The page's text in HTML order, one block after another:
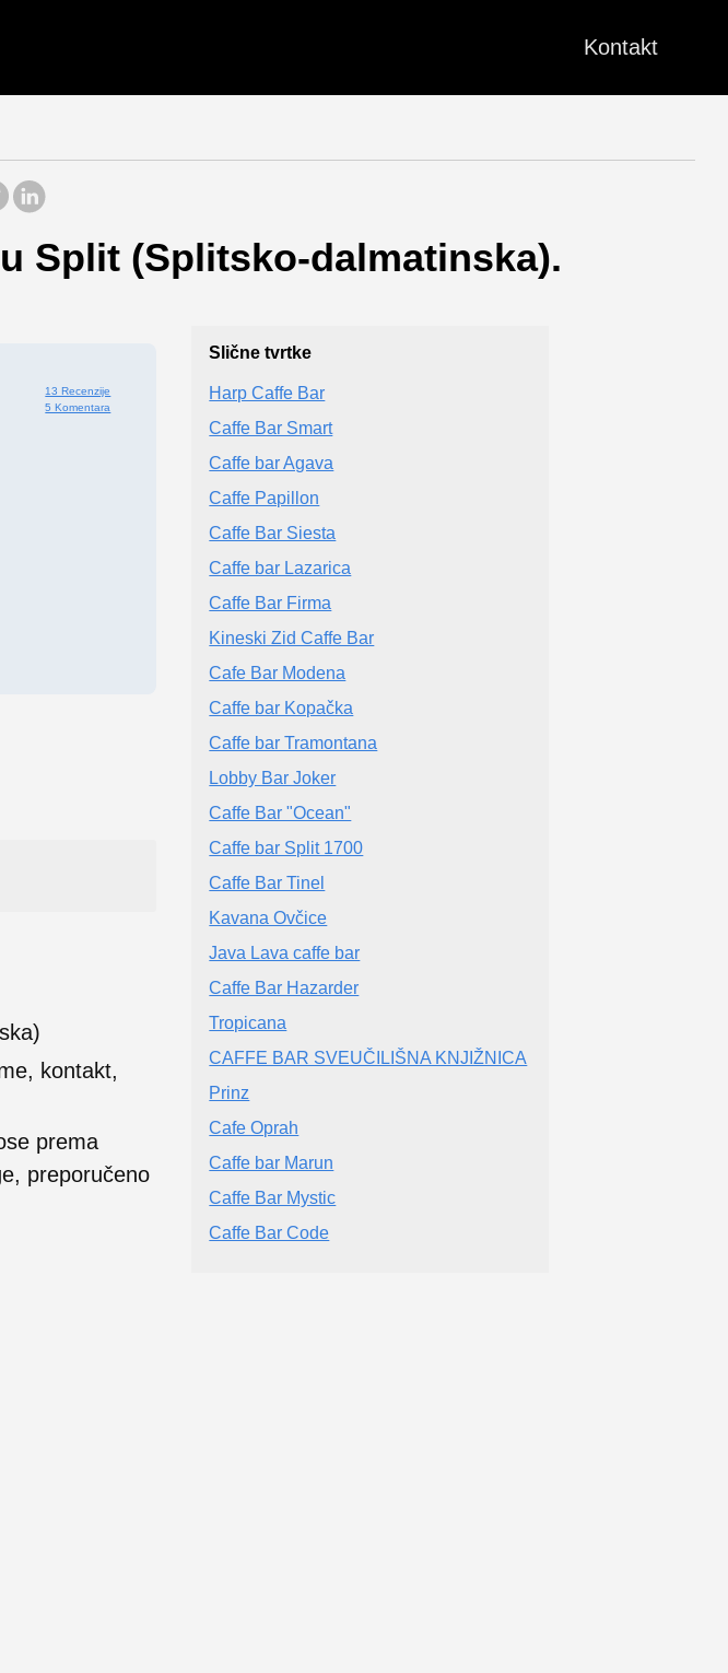
Kontakt
Split (Splitsko-dalmatinska).
13 Recenzije
5 Komentara
kontakt,
prema
preporučeno
Slične tvrtke
Harp Caffe Bar
Caffe Bar Smart
Caffe bar Agava
Caffe Papillon
Caffe Bar Siesta
Caffe bar Lazarica
Caffe Bar Firma
Kineski Zid Caffe Bar
Cafe Bar Modena
Caffe bar Kopačka
Caffe bar Tramontana
Lobby Bar Joker
Caffe Bar "Ocean"
Caffe bar Split 1700
Caffe Bar Tinel
Kavana Ovčice
Java Lava caffe bar
Caffe Bar Hazarder
Tropicana
CAFFE BAR SVEUČILIŠNA KNJIŽNICA
Prinz
Cafe Oprah
Caffe bar Marun
Caffe Bar Mystic
Caffe Bar Code